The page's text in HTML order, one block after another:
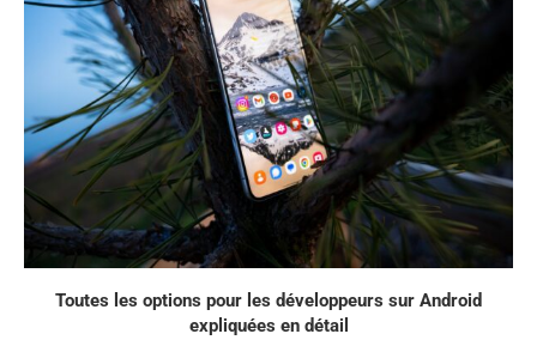
Toutes les options pour les développeurs sur Android
expliquées en détail